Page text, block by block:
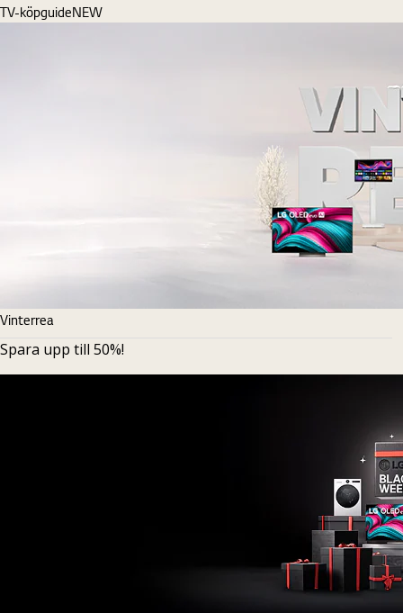
TV-köpguideNEW
Vinterrea
Spara upp till 50%!